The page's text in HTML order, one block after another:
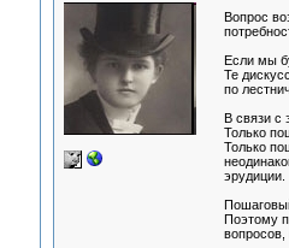
Вопрос
Если мы
Те
по
В связи с
Только
Только
эрудиции.
Поэтому
вопросов,